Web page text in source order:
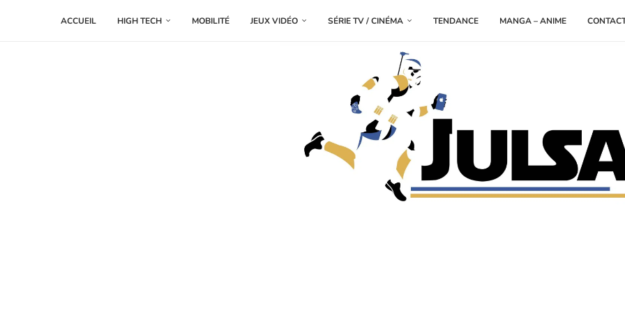
ACCUEIL HIGH TECH MOBILITÉ JEUX VIDÉO SÉRIE TV / CINÉMA TENDANCE MANGA – ANIME